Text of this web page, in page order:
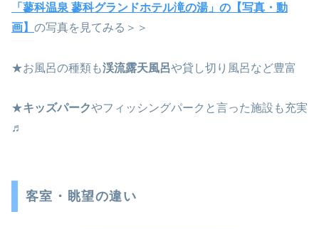
「蓼科温泉 蓼科グランドホテル滝の湯」の【写真・動
画】 の写真を見てみる＞＞
★お風呂の種類も渓流露天風呂や貸し切り風呂など豊富
★キッズパークやフィッシングパークと言った施設も充実
♬
客室・眺望の違い